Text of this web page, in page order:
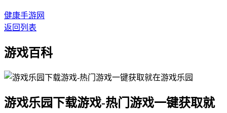
健康手游网
返回列表
游戏百科
游戏乐园下载游戏-热门游戏一键获取就